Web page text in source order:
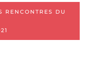
RENCONTRES DU